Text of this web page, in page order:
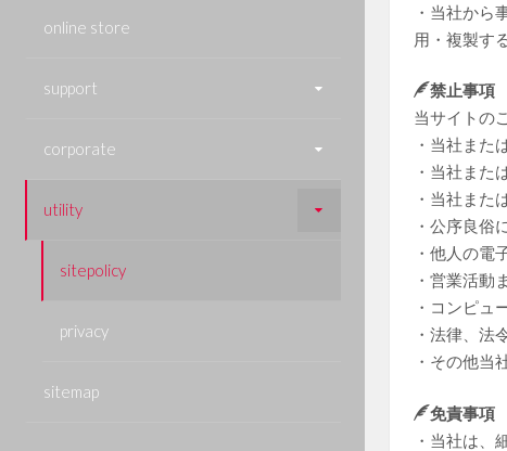
online store
support
corporate
utility
sitepolicy
privacy
sitemap
・当社から
用・複製す
禁止事項
当サイトの
・当社また
・当社また
・当社また
・公序良俗
・他人の電
・営業活動
・コンピュ
・法律、法
・その他当
免責事項
・当社は、